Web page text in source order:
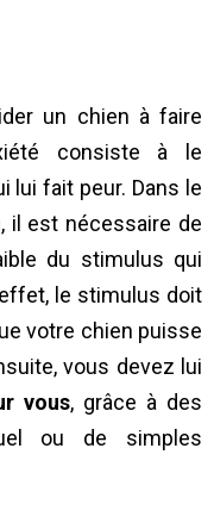
un chien à faire
consiste à le
lui fait peur. Dans le
, il est nécessaire de
du stimulus qui
le stimulus doit
votre chien puisse
vous devez lui
vous, grâce à des
ou de simples